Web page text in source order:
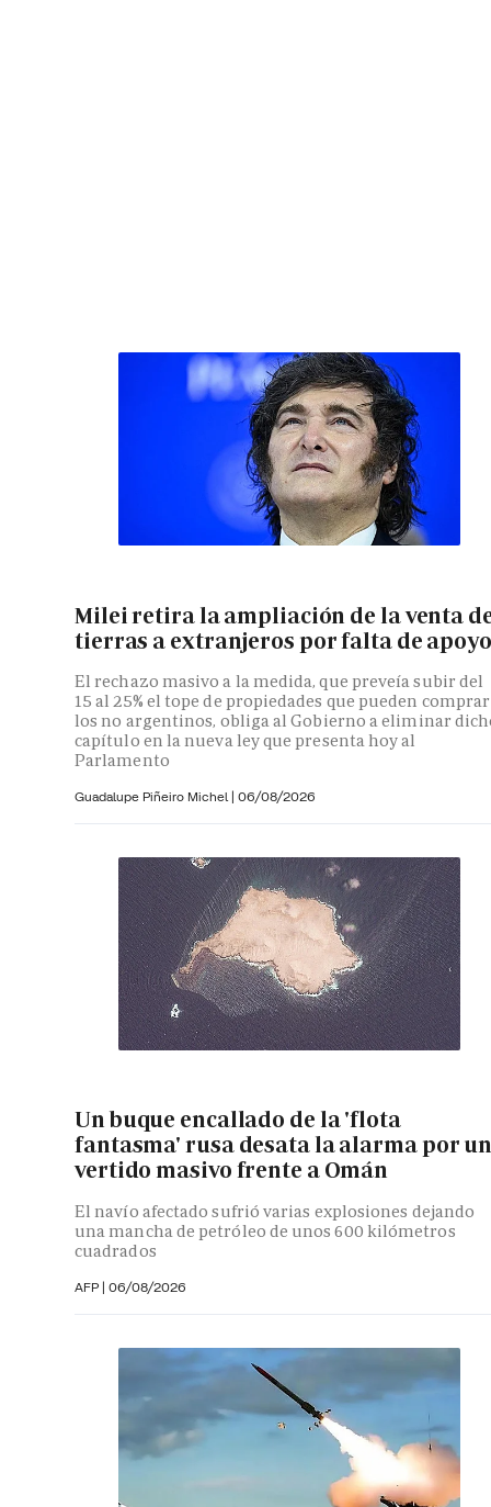
Milei retira la ampliación de la venta
tierras a extranjeros por falta de apoyo
El rechazo masivo a la medida, que preveía subir del
15 al 25% el tope de propiedades que pueden comprar
los no argentinos, obliga al Gobierno a eliminar
capítulo en la nueva ley que presenta hoy al
Parlamento
Guadalupe Piñeiro Michel | 06/08/2026
Un buque encallado de la 'flota
fantasma' rusa desata la alarma por
vertido masivo frente a Omán
El navío afectado sufrió varias explosiones dejando
una mancha de petróleo de unos 600 kilómetros
cuadrados
AFP | 06/08/2026